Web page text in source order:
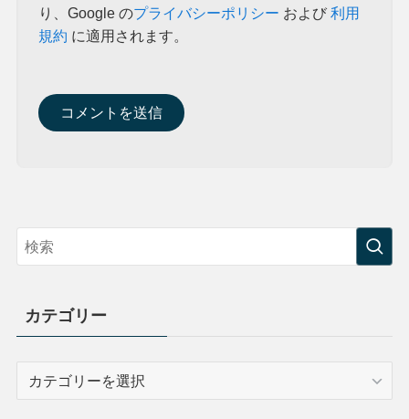
り、Google のプライバシーポリシー および利用
規約 に適用されます。
カテゴリー